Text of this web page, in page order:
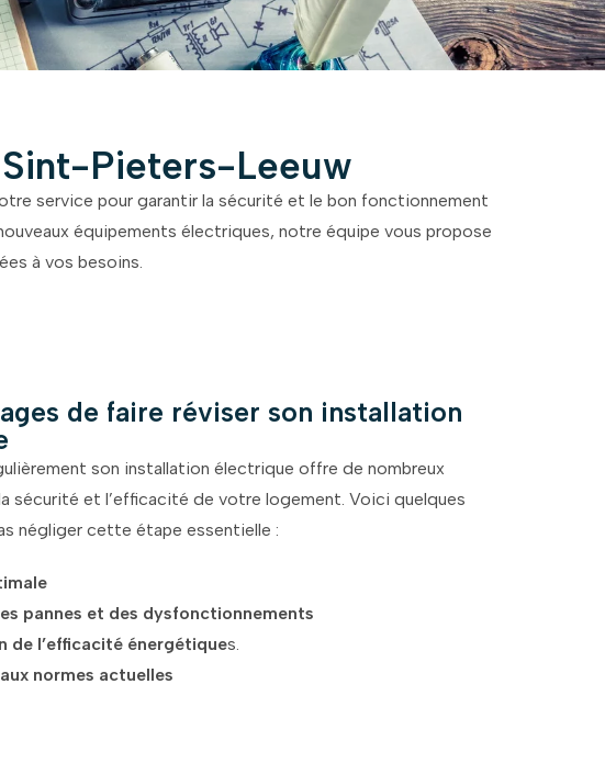
Pieters-Leeuw
service pour garantir la sécurité et le bon fonctionnement
équipements électriques, notre équipe vous propose
à vos besoins.
de faire réviser son installation
son installation électrique offre de nombreux
sécurité et l’efficacité de votre logement. Voici quelques
négliger cette étape essentielle :
pannes et des dysfonctionnements
de l’efficacité énergétiques.
normes actuelles